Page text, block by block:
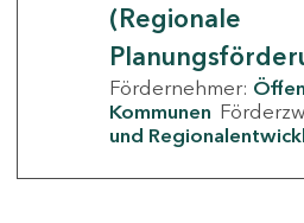
(Regionale
Fördernehmer:
Kommunen
und